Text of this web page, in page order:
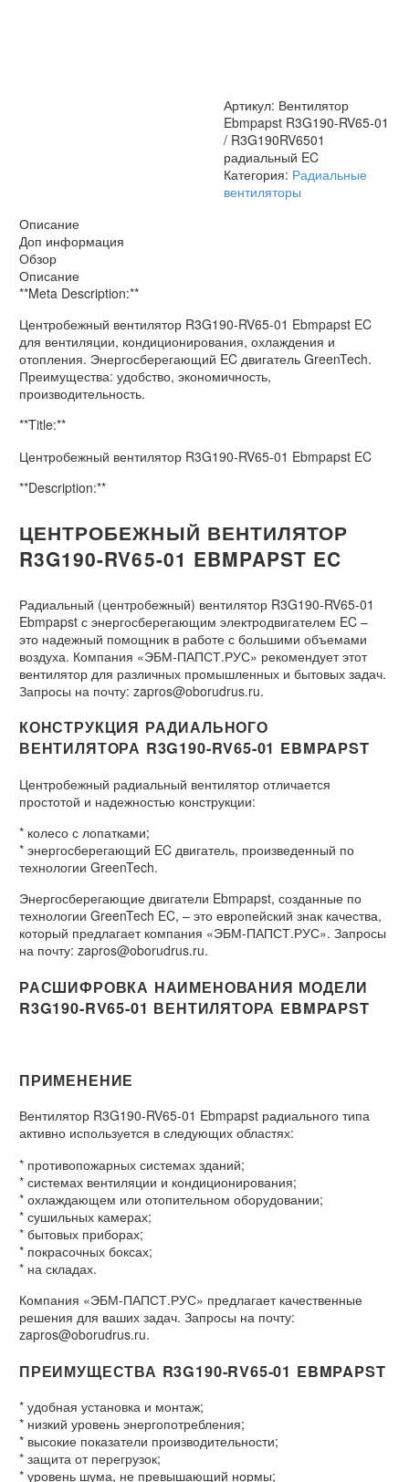
Артикул: Вентилятор
Ebmpapst R3G190-RV65-01
/ R3G190RV6501
радиальный EC
Категория: Радиальные
вентиляторы
Описание
Доп информация
Обзор
Описание
**Meta Description:**
Центробежный вентилятор R3G190-RV65-01 Ebmpapst EC
для вентиляции, кондиционирования, охлаждения и
отопления. Энергосберегающий EC двигатель GreenTech.
Преимущества: удобство, экономичность,
производительность.
**Title:**
Центробежный вентилятор R3G190-RV65-01 Ebmpapst EC
**Description:**
ЦЕНТРОБЕЖНЫЙ ВЕНТИЛЯТОР
R3G190-RV65-01 EBMPAPST EC
Радиальный (центробежный) вентилятор R3G190-RV65-01
Ebmpapst с энергосберегающим электродвигателем EC –
это надежный помощник в работе с большими объемами
воздуха. Компания «ЭБМ-ПАПСТ.РУС» рекомендует этот
вентилятор для различных промышленных и бытовых задач.
Запросы на почту: zapros@oborudrus.ru.
КОНСТРУКЦИЯ РАДИАЛЬНОГО
ВЕНТИЛЯТОРА R3G190-RV65-01 EBMPAPST
Центробежный радиальный вентилятор отличается
простотой и надежностью конструкции:
* колесо с лопатками;
* энергосберегающий EC двигатель, произведенный по
технологии GreenTech.
Энергосберегающие двигатели Ebmpapst, созданные по
технологии GreenTech EC, – это европейский знак качества,
который предлагает компания «ЭБМ-ПАПСТ.РУС». Запросы
на почту: zapros@oborudrus.ru.
РАСШИФРОВКА НАИМЕНОВАНИЯ МОДЕЛИ
R3G190-RV65-01 ВЕНТИЛЯТОРА EBMPAPST
ПРИМЕНЕНИЕ
Вентилятор R3G190-RV65-01 Ebmpapst радиального типа
активно используется в следующих областях:
* противопожарных системах зданий;
* системах вентиляции и кондиционирования;
* охлаждающем или отопительном оборудовании;
* сушильных камерах;
* бытовых приборах;
* покрасочных боксах;
* на складах.
Компания «ЭБМ-ПАПСТ.РУС» предлагает качественные
решения для ваших задач. Запросы на почту:
zapros@oborudrus.ru.
ПРЕИМУЩЕСТВА R3G190-RV65-01 EBMPAPST
* удобная установка и монтаж;
* низкий уровень энергопотребления;
* высокие показатели производительности;
* защита от перегрузок;
* уровень шума, не превышающий нормы;